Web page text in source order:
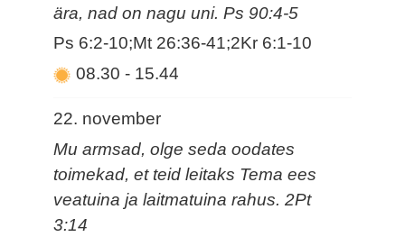
ära, nad on nagu uni. Ps 90:4-5
Ps 6:2-10;Mt 26:36-41;2Kr 6:1-10
08.30- 15.44
22. november
Mu armsad, olge seda oodates
toimekad, et teid leitaks Tema ees
veatuina ja laitmatuina rahus. 2Pt
3:14